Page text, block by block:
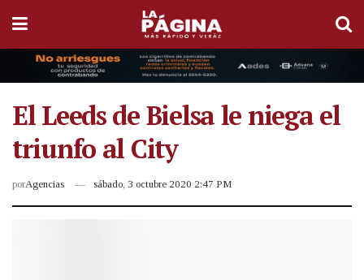
El Leeds de Bielsa le niega el
triunfo al City
porAgencias sábado, 3 octubre 2020 2:47 PM